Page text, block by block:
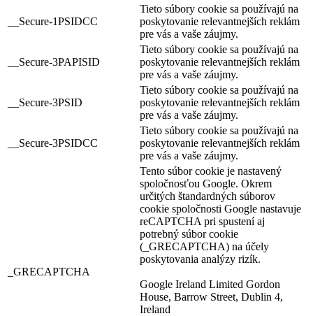
__Secure-1PSIDCC
Tieto súbory cookie sa používajú na
poskytovanie relevantnejších reklám
pre vás a vaše záujmy.
__Secure-3PAPISID
Tieto súbory cookie sa používajú na
poskytovanie relevantnejších reklám
pre vás a vaše záujmy.
__Secure-3PSID
Tieto súbory cookie sa používajú na
poskytovanie relevantnejších reklám
pre vás a vaše záujmy.
__Secure-3PSIDCC
Tieto súbory cookie sa používajú na
poskytovanie relevantnejších reklám
pre vás a vaše záujmy.
_GRECAPTCHA
Tento súbor cookie je nastavený
spoločnosťou Google. Okrem
určitých štandardných súborov
cookie spoločnosti Google nastavuje
reCAPTCHA pri spustení aj
potrebný súbor cookie
(_GRECAPTCHA) na účely
poskytovania analýzy rizík.
Google Ireland Limited Gordon
House, Barrow Street, Dublin 4,
Ireland